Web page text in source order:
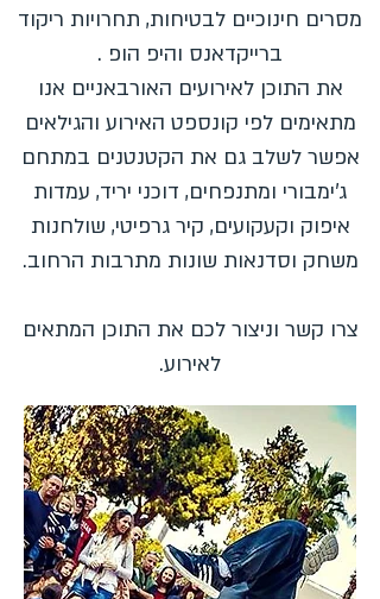
מסרים חינוכיים לבטיחות, תחרויות ריקוד
ברייקדאנס והיפ הופ .
את התוכן לאירועים האורבאניים אנו
מתאימים לפי קונספט האירוע והגילאים
אפשר לשלב גם את הקטנטנים במתחם
ג'ימבורי ומתנפחים, דוכני יריד, עמדות
איפוק וקעקועים, קיר גרפיטי, שולחנות
משחק וסדנאות שונות מתרבות הרחוב.
צרו קשר וניצור לכם את התוכן המתאים
לאירוע.